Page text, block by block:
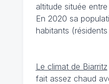
altitude située
En 2020 sa
habitants
Le climat de Biarritz
fait assez chaud